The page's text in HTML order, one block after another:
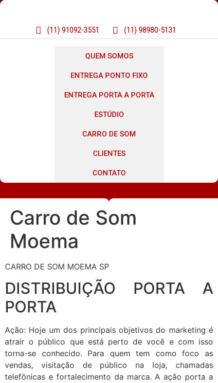
(11) 91092-3551 (11) 98980-5131
QUEM SOMOS
ENTREGA PONTO FIXO
ENTREGA PORTA A PORTA
ESTÚDIO
CARRO DE SOM
CLIENTES
CONTATO
Carro de Som
Moema
CARRO DE SOM MOEMA SP
DISTRIBUIÇÃO PORTA A
PORTA
Ação: Hoje um dos principais objetivos do marketing é
atrair o público que está perto de você e com isso
torna-se conhecido. Para quem tem como foco as
vendas, visitação de público na loja, chamadas
telefônicas e fortalecimento da marca. A ação porta a